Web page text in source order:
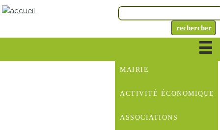
MAIRIE
ACTIVITÉ ÉCONOMIQUE
ASSOCIATIONS